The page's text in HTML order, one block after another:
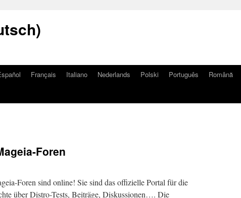
Français Italiano Nederlands Polski Português Română
Foren
Foren sind online! Sie sind das offizielle Portal für die
über Distro-Tests, Beiträge, Diskussionen…. Die